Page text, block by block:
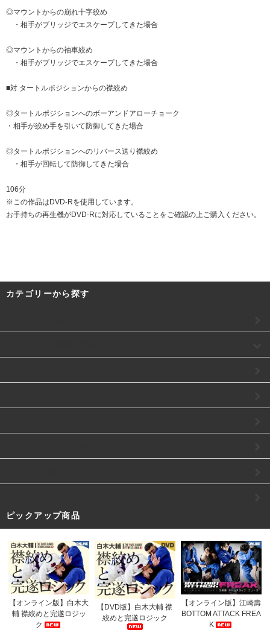
◎マウントからの崩れ十字絞め
・相手がブリッジでエスケープしてきた場合
◎マウントからの袖車絞め
・相手がブリッジでエスケープしてきた場合
■対 タートルポジションからの襟絞め
◎タートルポジションへのボーアンドアローチョーク
・相手が絞め手を引いて防御してきた場合
◎タートルポジションへのリバース送り襟絞め
・相手が回転して防御してきた場合
106分
※この作品はDVD-Rを使用しています。
お手持ちの再生機がDVD-Rに対応していることをご確認の上ご購入ください。
カテゴリーから探す
ピックアップ商品
【オンライン版】白木大
輔 襟絞めと完遂ロジッ
ク
【DVD版】白木大輔 襟
絞めと完遂ロジック
【オンライン版】江崎壽
BOTTOM ATTACK FREA
K